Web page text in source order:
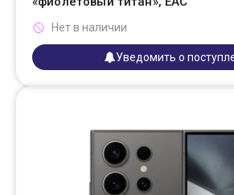
Нет в наличии
Уведомить о